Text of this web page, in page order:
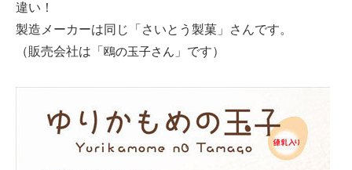
違い！
製造メーカーは同じ「さいとう製菓」さんです。
（販売会社は「鴎の玉子さん 」です）